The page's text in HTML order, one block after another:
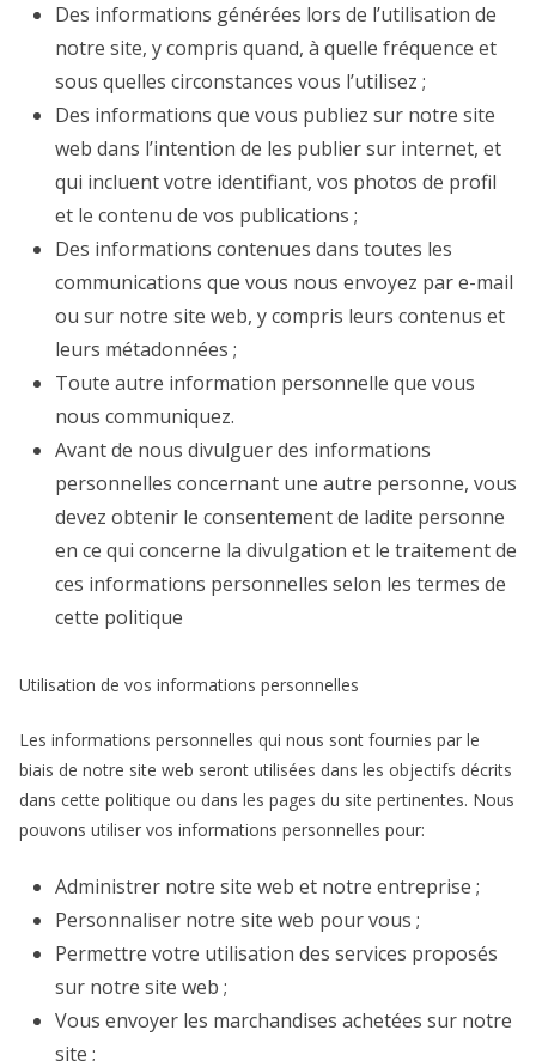
Des informations générées lors de l’utilisation de
notre site, y compris quand, à quelle fréquence et
sous quelles circonstances vous l’utilisez ;
Des informations que vous publiez sur notre site
web dans l’intention de les publier sur internet, et
qui incluent votre identifiant, vos photos de profil
et le contenu de vos publications ;
Des informations contenues dans toutes les
communications que vous nous envoyez par e-mail
ou sur notre site web, y compris leurs contenus et
leurs métadonnées ;
Toute autre information personnelle que vous
nous communiquez.
Avant de nous divulguer des informations
personnelles concernant une autre personne, vous
devez obtenir le consentement de ladite personne
en ce qui concerne la divulgation et le traitement de
ces informations personnelles selon les termes de
cette politique
Utilisation de vos informations personnelles
Les informations personnelles qui nous sont fournies par le
biais de notre site web seront utilisées dans les objectifs décrits
dans cette politique ou dans les pages du site pertinentes. Nous
pouvons utiliser vos informations personnelles pour:
Administrer notre site web et notre entreprise ;
Personnaliser notre site web pour vous ;
Permettre votre utilisation des services proposés
sur notre site web ;
Vous envoyer les marchandises achetées sur notre
site ;